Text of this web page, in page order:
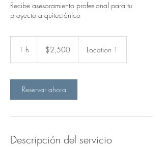
Recibe asesoramiento profesional para tu
proyecto arquitectónico
1 h
mexicanos
$2,500 Location 1
Reservar ahora
Descripción del servicio